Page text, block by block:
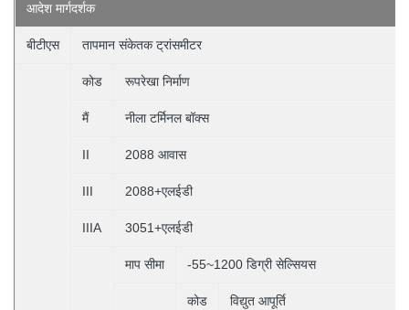
आदेश मार्गदर्शक
बीटीएस तापमान संकेतक ट्रांसमीटर
कोड रूपरेखा निर्माण
मैं नीला टर्मिनल बॉक्स
II 2088 आवास
III 2088+एलईडी
IIIA 3051+एलईडी
माप सीमा -55~1200 डिग्री सेल्सियस
कोड विद्युत आपूर्ति